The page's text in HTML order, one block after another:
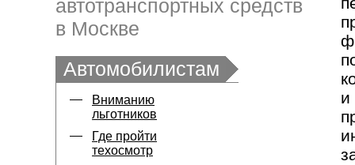
автотранспортных средств
в Москве
Автомобилистам
Вниманию
льготников
Где пройти
техосмотр
и